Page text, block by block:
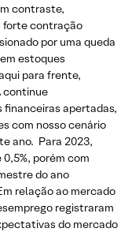
contraste,
forte contração
por uma queda
estoques
para frente,
continue
financeiras apertadas,
com nosso cenário
ano. Para 2023,
porém com
do ano
relação ao mercado
registraram
do mercado